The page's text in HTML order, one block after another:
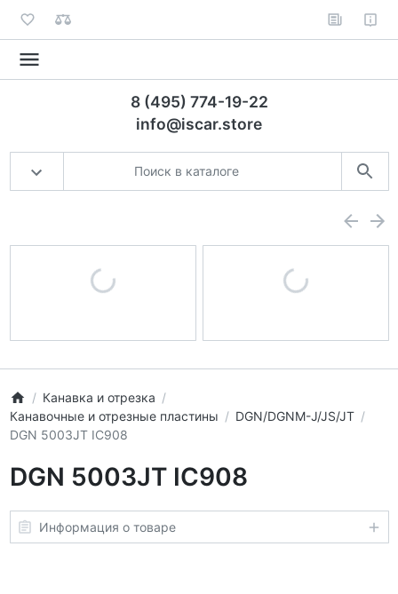
8 (495) 774-19-22
info@iscar.store
Канавка и отрезка
Канавочные и отрезные пластины
DGN/DGNM-J/JS/JT
DGN 5003JT IC908
DGN 5003JT IC908
Информация о товаре